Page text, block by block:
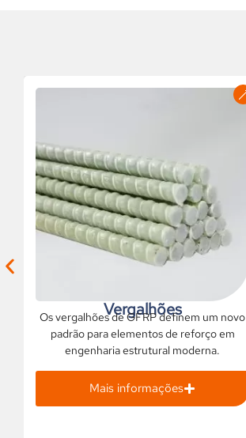
Vergalhões
Os vergalhões de GFRP definem um novo
padrão para elementos de reforço em
engenharia estrutural moderna.
Mais informações